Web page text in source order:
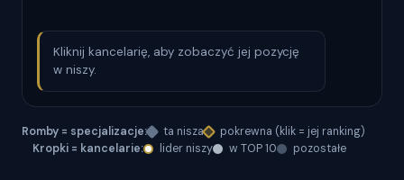
Kliknij kancelarię, aby zobaczyć jej pozycję
w niszy.
Romby = specjalizacje: ta nisza
pokrewna (klik = jej ranking)
Kropki = kancelarie:
lider niszy w TOP 10 pozostałe